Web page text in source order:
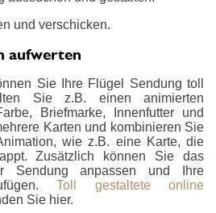
und verschicken.
aufwerten
Sie Ihre Flügel Sendung toll
Sie z.B. einen animierten
Briefmarke, Innenfutter und
Karten und kombinieren Sie
wie z.B. eine Karte, die
Zusätzlich können Sie das
Sendung anpassen und Ihre
Toll gestaltete online
Sie hier.